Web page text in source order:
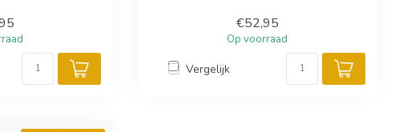
€52,95
Op voorraad
Vergelijk